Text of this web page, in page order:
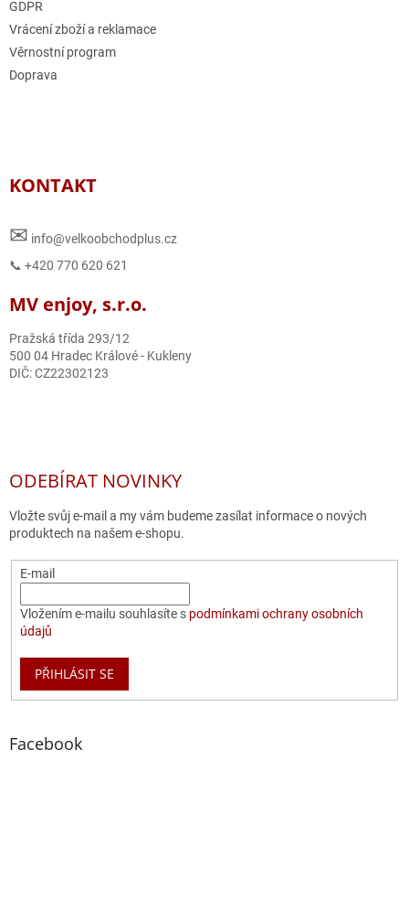
GDPR
Vrácení zboží a reklamace
Věrnostní program
Doprava
KONTAKT
✉ info@velkoobchodplus.cz
📞 +420 770 620 621
MV enjoy, s.r.o.
Pražská třída 293/12
500 04 Hradec Králové - Kukleny
DIČ: CZ22302123
ODEBÍRAT NOVINKY
Vložte svůj e-mail a my vám budeme zasílat informace o nových
produktech na našem e-shopu.
E-mail
Vložením e-mailu souhlasíte s podmínkami ochrany osobních
údajů
PŘIHLÁSIT SE
Facebook